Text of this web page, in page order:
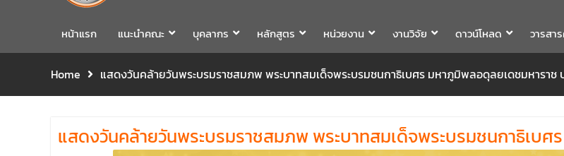
นเรศวร โดยกิจกรรมดังกล่าวจัดขึ้นสำหรับ
บริการ เพื่อร่วมกันสร้างพื้นที่การทำงานที่
ปลอดภัย ซึ่งครอบคลุมหน่วยงานภายในกลุ่ม
อาคารทั้ง 3 คณะ และ 1 กอง
โครงการปฐมนิเทศและพบผู้ปกครอง ประจำปี
ศาสตราจารย์ ดร.บุญญรัตน์ โชคบันดาลชัย
คณบดีคณะนิติศาสตร์ ให้เกียรติเป็นประธานใน
หน้าแรก แนะนำคณะ บุคลากร หลักสูตร หน่วยงาน งานวิจัย ดาวน์โหลด วารสา
Home แสดงวันคล้ายวันพระบรมราชสมภพ พระบาทสมเด็จพระบรมชนกาธิเบศร มหาภูมิพลอดุลยเดชมหารา
แสดงวันคล้ายวันพระบรมราชสมภพ พระบาทสมเด็จพระบรมชนกาธิเบ